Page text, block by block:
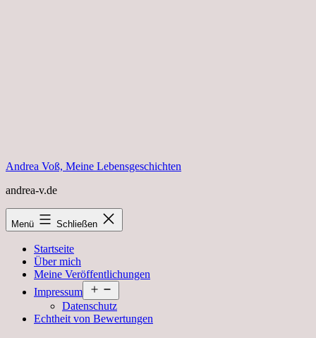
Andrea Voß, Meine Lebensgeschichten
andrea-v.de
Menü Schließen
Startseite
Über mich
Meine Veröffentlichungen
Impressum
öffnen
Datenschutz
Echtheit von Bewertungen